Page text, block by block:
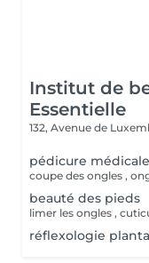
Institut de
Essentielle
132, Avenue de
pédicure
beauté des pieds
limer les ongles ,
réflexologie